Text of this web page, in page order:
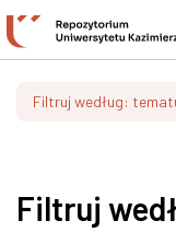
Filtruj według:
Filtruj